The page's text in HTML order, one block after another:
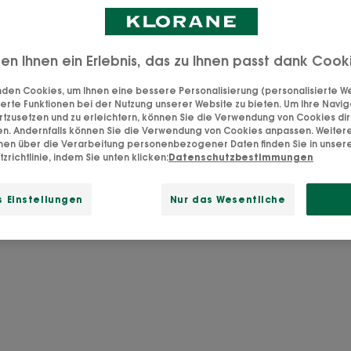
unsere Kornblume
auch bekannt als Kornblume, ist wegen ihrer
in das europäische Arzneibuch
die beliebte blaue Blume in einer kurzen
„vom Feld auf die Haut“. Was sind die Vorteile
Fussabdruck, optimale Rückverfolgbarkeit und
Ihnen ein Erlebnis, das zu Ihnen passt dank
Cookies, um Ihnen eine bessere Personalisierung (personalisierte
Funktionen bei der Nutzung unserer Website zu bieten. Um Ihre
und zu erleichtern, können Sie die Verwendung von Cookies
Andernfalls können Sie die Verwendung von Cookies anpassen.
über die Verarbeitung personenbezogener Daten finden Sie in
indem Sie unten klicken:Datenschutzbestimmungen
Einstellungen Nur das Wesentliche